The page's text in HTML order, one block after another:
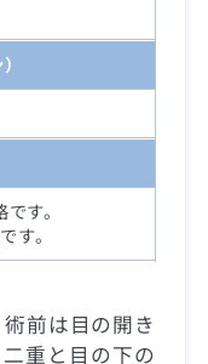
す。
す。
前は目の開き
重と目の下の